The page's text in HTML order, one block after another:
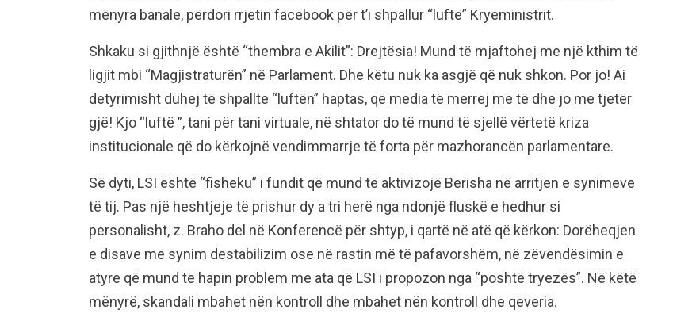
mënyra banale, përdori rrjetin facebook për t’i shpallur “luftë” Kryeministrit.
Shkaku si gjithnjë është “thembra e Akilit”: Drejtësia! Mund të mjaftohej me një kthim të
ligjit mbi “Magjistraturën” në Parlament. Dhe këtu nuk ka asgjë që nuk shkon. Por jo! Ai
detyrimisht duhej të shpallte “luftën” haptas, që media të merrej me të dhe jo me tjetër
gjë! Kjo “luftë ”, tani për tani virtuale, në shtator do të mund të sjellë vërtetë kriza
institucionale që do kërkojnë vendimmarrje të forta për mazhorancën parlamentare.
Së dyti, LSI është “fisheku” i fundit që mund të aktivizojë Berisha në arritjen e synimeve
të tij. Pas një heshtjeje të prishur dy a tri herë nga ndonjë fluskë e hedhur si
personalisht, z. Braho del në Konferencë për shtyp, i qartë në atë që kërkon: Dorëheqjen
e disave me synim destabilizim ose në rastin më të pafavorshëm, në zëvendësimin e
atyre që mund të hapin problem me ata që LSI i propozon nga “poshtë tryezës”. Në këtë
mënyrë, skandali mbahet nën kontroll dhe mbahet nën kontroll dhe qeveria.